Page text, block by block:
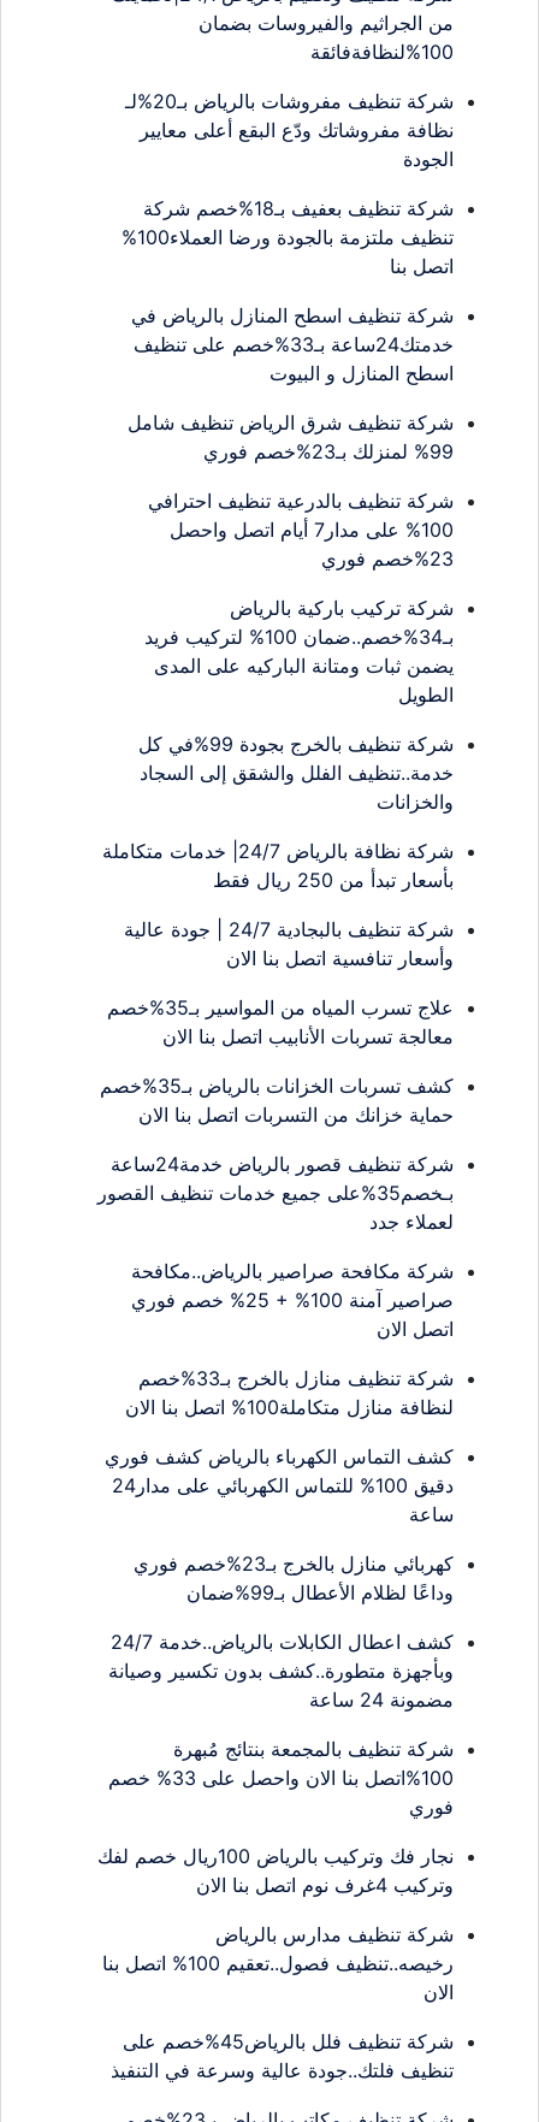
من الجراثيم والفيروسات بضمان
100%لنظافةفائقة
شركة تنظيف مفروشات بالرياض بـ20%لـ
نظافة مفروشاتك ودّع البقع أعلى معايير
الجودة
شركة تنظيف بعفيف بـ18%خصم شركة
تنظيف ملتزمة بالجودة ورضا العملاء100%
اتصل بنا
شركة تنظيف اسطح المنازل بالرياض في
خدمتك24ساعة بـ33%خصم على تنظيف
اسطح المنازل و البيوت
شركة تنظيف شرق الرياض تنظيف شامل
99% لمنزلك بـ23%خصم فوري
شركة تنظيف بالدرعية تنظيف احترافي
100% على مدار7 أيام اتصل واحصل
23%خصم فوري
شركة تركيب باركية بالرياض
بـ34%خصم..ضمان 100% لتركيب فريد
يضمن ثبات ومتانة الباركيه على المدى
الطويل
شركة تنظيف بالخرج بجودة 99%في كل
خدمة..تنظيف الفلل والشقق إلى السجاد
والخزانات
شركة نظافة بالرياض 24/7| خدمات متكاملة
بأسعار تبدأ من 250 ريال فقط
شركة تنظيف بالبجادية 24/7 | جودة عالية
وأسعار تنافسية اتصل بنا الان
علاج تسرب المياه من المواسير بـ35%خصم
معالجة تسربات الأنابيب اتصل بنا الان
كشف تسربات الخزانات بالرياض بـ35%خصم
حماية خزانك من التسربات اتصل بنا الان
شركة تنظيف قصور بالرياض خدمة24ساعة
بـخصم35%على جميع خدمات تنظيف القصور
لعملاء جدد
شركة مكافحة صراصير بالرياض..مكافحة
صراصير آمنة 100% + 25% خصم فوري
اتصل الان
شركة تنظيف منازل بالخرج بـ33%خصم
لنظافة منازل متكاملة100% اتصل بنا الان
كشف التماس الكهرباء بالرياض كشف فوري
دقيق 100% للتماس الكهربائي على مدار24
ساعة
كهربائي منازل بالخرج بـ23%خصم فوري
وداعًا لظلام الأعطال بـ99%ضمان
كشف اعطال الكابلات بالرياض..خدمة 24/7
وبأجهزة متطورة..كشف بدون تكسير وصيانة
مضمونة 24 ساعة
شركة تنظيف بالمجمعة بنتائج مُبهرة
100%اتصل بنا الان واحصل على 33% خصم
فوري
نجار فك وتركيب بالرياض 100ريال خصم لفك
وتركيب 4غرف نوم اتصل بنا الان
شركة تنظيف مدارس بالرياض
رخيصه..تنظيف فصول..تعقيم 100% اتصل بنا
الان
شركة تنظيف فلل بالرياض45%خصم على
تنظيف فلتك..جودة عالية وسرعة في التنفيذ